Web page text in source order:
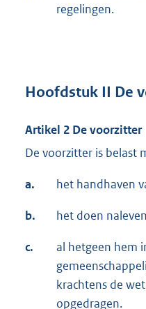
regelingen.
Hoofdstuk II De
Artikel 2 De voorzitter
De voorzitter is belast
a. het handhaven
b. het doen
c.
al hetgeen hem
krachtens de
opgedragen.